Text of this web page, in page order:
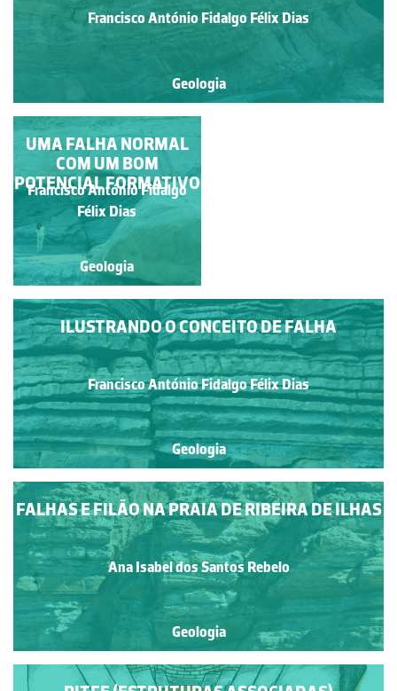
Francisco António Fidalgo Félix Dias
Geologia
FALHA NORMAL EM
ESTRATOS DO
PLIENSBAQUIANO
(JURÁSSICO
INFERIOR)
Francisco António Fidalgo
Félix Dias
Geologia
UMA FALHA NORMAL
COM UM BOM
POTENCIAL FORMATIVO
Francisco António Fidalgo
Félix Dias
Geologia
ILUSTRANDO O CONCEITO DE FALHA
Francisco António Fidalgo Félix Dias
Geologia
FALHAS E FILÃO NA PRAIA DE RIBEIRA DE ILHAS
Ana Isabel dos Santos Rebelo
Geologia